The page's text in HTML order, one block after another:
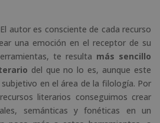
autor es consciente de cada recurso
una emoción en el receptor de su
te resulta más sencillo
del que no lo es, aunque este
en el área de la filología. Por
literarios conseguimos crear
semánticas y fonéticas en un